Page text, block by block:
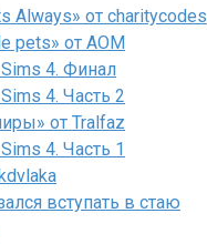
Always» от charitycodes
pets» от AOM
4. Финал
4. Часть 2
от Tralfaz
4. Часть 1
вступать в стаю